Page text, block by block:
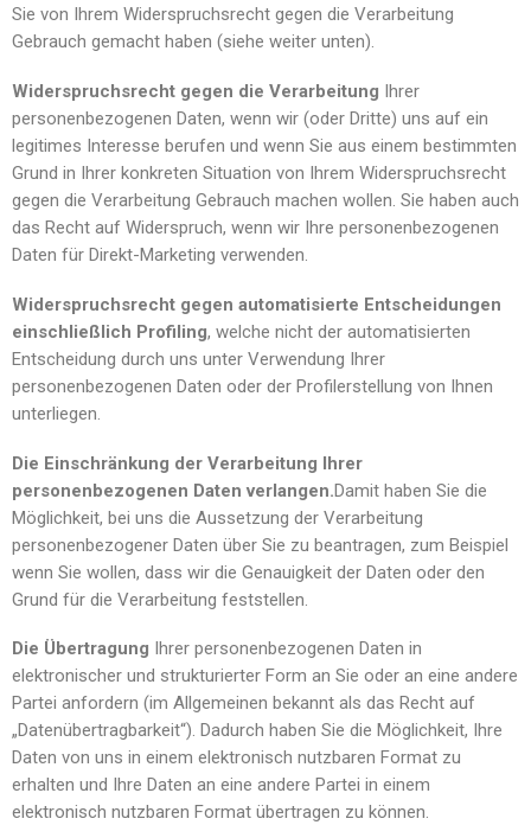
Sie von Ihrem Widerspruchsrecht gegen die Verarbeitung
Gebrauch gemacht haben (siehe weiter unten).
Widerspruchsrecht gegen die Verarbeitung Ihrer
personenbezogenen Daten, wenn wir (oder Dritte) uns auf ein
legitimes Interesse berufen und wenn Sie aus einem bestimmten
Grund in Ihrer konkreten Situation von Ihrem Widerspruchsrecht
gegen die Verarbeitung Gebrauch machen wollen. Sie haben auch
das Recht auf Widerspruch, wenn wir Ihre personenbezogenen
Daten für Direkt-Marketing verwenden.
Widerspruchsrecht gegen automatisierte Entscheidungen
einschließlich Profiling, welche nicht der automatisierten
Entscheidung durch uns unter Verwendung Ihrer
personenbezogenen Daten oder der Profilerstellung von Ihnen
unterliegen.
Die Einschränkung der Verarbeitung Ihrer
personenbezogenen Daten verlangen.Damit haben Sie die
Möglichkeit, bei uns die Aussetzung der Verarbeitung
personenbezogener Daten über Sie zu beantragen, zum Beispiel
wenn Sie wollen, dass wir die Genauigkeit der Daten oder den
Grund für die Verarbeitung feststellen.
Die Übertragung Ihrer personenbezogenen Daten in
elektronischer und strukturierter Form an Sie oder an eine andere
Partei anfordern (im Allgemeinen bekannt als das Recht auf
„Datenübertragbarkeit“). Dadurch haben Sie die Möglichkeit, Ihre
Daten von uns in einem elektronisch nutzbaren Format zu
erhalten und Ihre Daten an eine andere Partei in einem
elektronisch nutzbaren Format übertragen zu können.